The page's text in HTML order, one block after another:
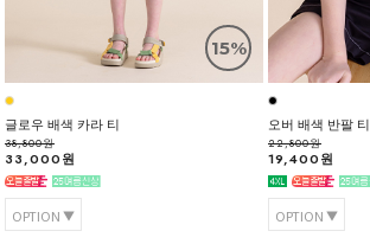
15%
글로우 배색 카라 티
38,800원
33,000원
OPTION
오버 배색 반팔 티
22,800원
19,400원
OPTION